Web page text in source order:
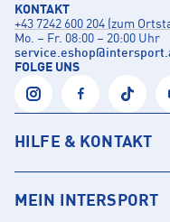
KONTAKT
+43 7242 600 204 (zum
Mo. – Fr. 08:00 – 20:00 Uhr
service.eshop@
FOLGE UNS
HILFE & KONTAKT
MEIN INTERSPORT